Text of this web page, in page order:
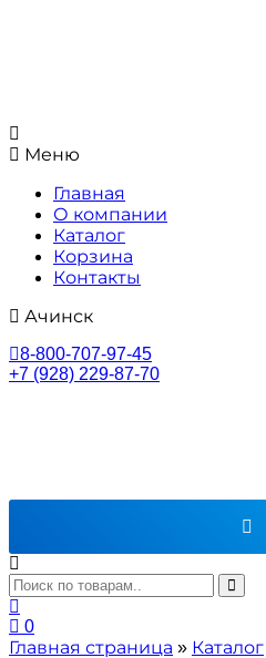
Меню
Главная
О компании
Каталог
Корзина
Контакты
Ачинск
8-800-707-97-45
+7 (928) 229-87-70
0
Главная страница » Каталог